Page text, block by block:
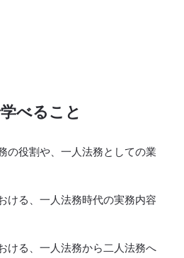
べること
の役割や、一人法務としての業
ける、一人法務時代の実務内容
ける、一人法務から二人法務へ